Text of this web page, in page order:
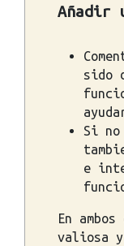
Añadir
sido
Si no
e
En
valiosa